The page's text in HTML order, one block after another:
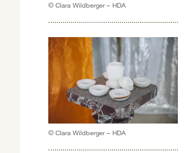
© Clara Wildberger – HDA
© Clara Wildberger – HDA